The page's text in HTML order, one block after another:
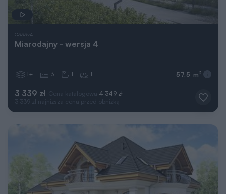
C333v4
Miarodajny - wersja 4
3 339 zł Cena katalogowa 4 349 zł
3 339 zł najniższa cena przed obniżką
1+ 3 1 1 57,5 m 2